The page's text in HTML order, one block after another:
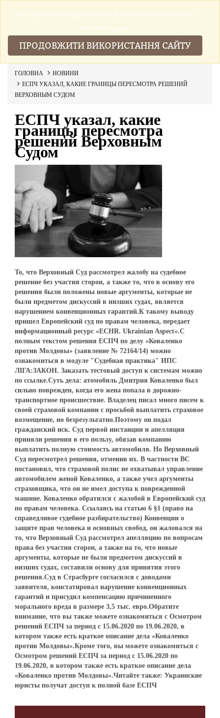
ГОЛОВНА
НОВИНИ
ЕСПЧ УКАЗАЛ, КАКИЕ ГРАНИЦЫ ПЕРЕСМОТРА РЕШЕНИЙ
ВЕРХОВНЫМ СУДОМ
ЕСПЧ указал, какие
границы пересмотра
решений Верховным
Судом
То, что Верховный Суд рассмотрел жалобу на судебное
решение без участия сторон, а также то, что в основу его
решения были положены новые аргументы, которые не
были предметом дискуссий в низших судах, является
нарушением конвенционных гарантий.К такому выводу
пришел Европейский суд по правам человека, передает
информационный ресурс «ECHR. Ukrainian Aspect».С
полным текстом решения ЕСПЧ по делу «Коваленко
против Молдовы» (заявление № 72164/14) можно
ознакомиться в модуле "Судебная практика" ИПС
ЛІГА:ЗАКОН. Заказать тестовый доступ к системам можно
по ссылке.Суть дела: атомобиль Дмитрия Коваленко был
сильно поврежден, когда его жена попала в дорожно-
транспортное происшествие. Владелец писал много писем к
своей страховой компании с просьбой выплатить страховое
возмещение, но безрезультатно.Поэтому он подал
гражданский иск. Суд первой инстанции и апелляция
приняли решения в его пользу, обязав компанию
выплатить полную стоимость автомобиля. Но Верховный
Суд пересмотрел решения, отменив их. В частности ВС
постановил, что страховой полис не охватывал управление
автомобилем женой Коваленко, а также учел аргументы
страховщика, что он не имел доступа к поврежденной
машине. Коваленко обратился с жалобой в Европейский суд
по правам человека. Ссылаясь на статью 6 §1 (право на
справедливое судебное разбирательство) Конвенции о
защите прав человека и основных свобод, он жаловался на
то, что Верховный Суд рассмотрел апелляцию по вопросам
права без участия сторон, а также на то, что новые
аргументы, которые не были предметом дискуссий в
низших судах, составили основу для принятия этого
решения.Суд в Страсбурге согласился с доводами
заявителя, констатировал нарушение конвенционных
гарантий и присудил компенсацию причиненного
морального вреда в размере 3,5 тыс. евро.Обратите
внимание, что вы также можете ознакомиться с Осмотром
решений ЕСПЧ за период с 15.06.2020 по 19.06.2020, в
котором также есть краткое описание дела «Коваленко
против Молдовы».Кроме того, вы можете ознакомиться с
Осмотром решений ЕСПЧ за период с 15.06.2020 по
19.06.2020, в котором также есть краткое описание дела
«Коваленко против Молдовы».Читайте также: Украинские
юристы получат доступ к полной базе ЕСПЧ
Ми збираемо та використовуемо файли cookies щоб зробити
наш сайт краще.
ПРОДОВЖИТИ ВИКОРИСТАННЯ САЙТУ